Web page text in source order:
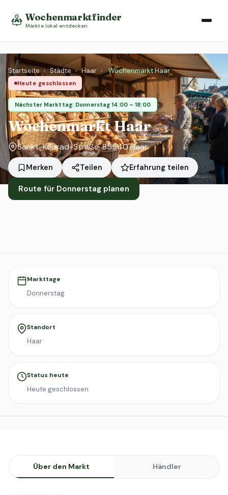
Wochenmarktfinder
Märkte lokal entdecken
Startseite › Städte › Haar › Wochenmarkt Haar
Heute geschlossen
Nächster Markttag: Donnerstag 14:00 – 18:00
Wochenmarkt Haar
Sankt-Konrad-Straße, 85540 Haar
Merken Teilen Erfahrung teilen
Route für Donnerstag planen
Markttage
Donnerstag
Standort
Haar
Status heute
Heute geschlossen
Über den Markt Händler